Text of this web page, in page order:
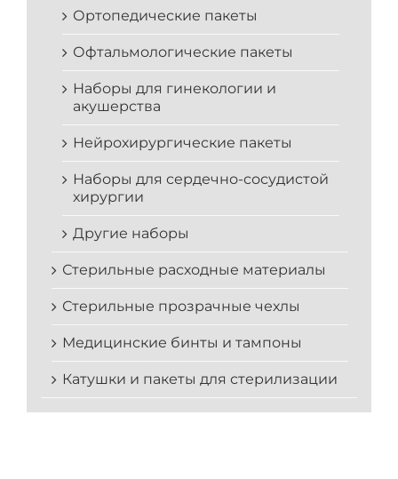
Ортопедические пакеты
Офтальмологические пакеты
Наборы для гинекологии и
акушерства
Нейрохирургические пакеты
Наборы для сердечно-сосудистой
хирургии
Другие наборы
Стерильные расходные материалы
Стерильные прозрачные чехлы
Медицинские бинты и тампоны
Катушки и пакеты для стерилизации